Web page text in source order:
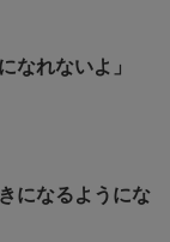
なれないよ」
になるようにな